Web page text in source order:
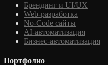
Брендинг и UI/UX
Web-разработка
No-Code сайты
AI-автоматизация
Бизнес-автоматизация
Портфолио